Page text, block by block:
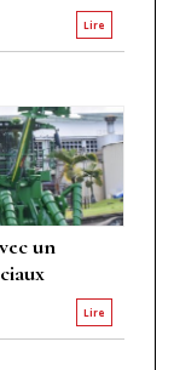
Lire
un
Lire